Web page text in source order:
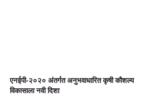
एनईपी-२०२० अंतर्गत अनुभवाधारित कृषी कौशल्य
विकासाला नवी दिशा